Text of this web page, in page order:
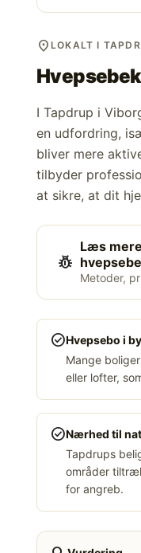
location_on LOKALT I
I Tapdrup i
en udfordring,
bliver mere
tilbyder
at sikre, at dit
pest_control
Læs
Metoder,
check_circleHvepsebo i
Mange
eller lofter,
check_circleNærhed til
Tapdrups
områder
for angreb.